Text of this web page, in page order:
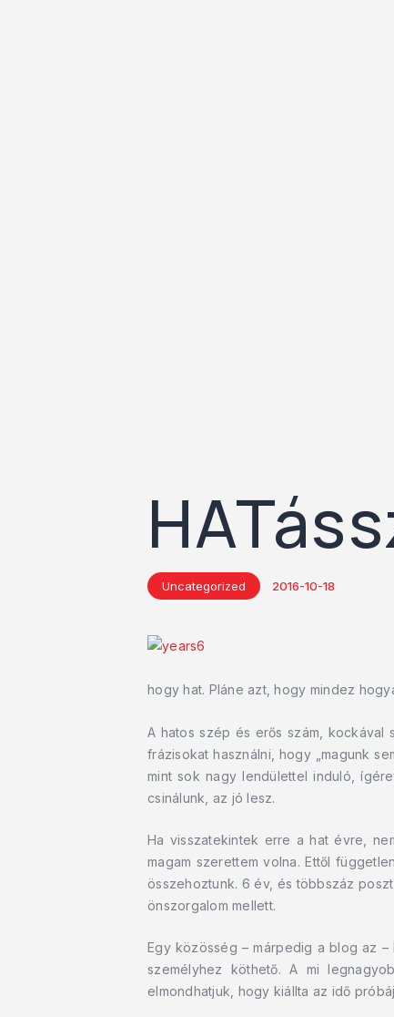
Uncategorized 2016-10-18
hogy hat. Pláne azt, hogy mindez
A hatos szép és erős szám,
frázisokat használni, hogy „magunk
mint sok nagy lendülettel induló,
csinálunk, az jó lesz.
Ha visszatekintek erre a hat évre,
magam szerettem volna. Ettől
összehoztunk. 6 év, és többszáz
önszorgalom mellett.
Egy közösség – márpedig a blog az
személyhez köthető. A mi
elmondhatjuk, hogy kiállta az idő